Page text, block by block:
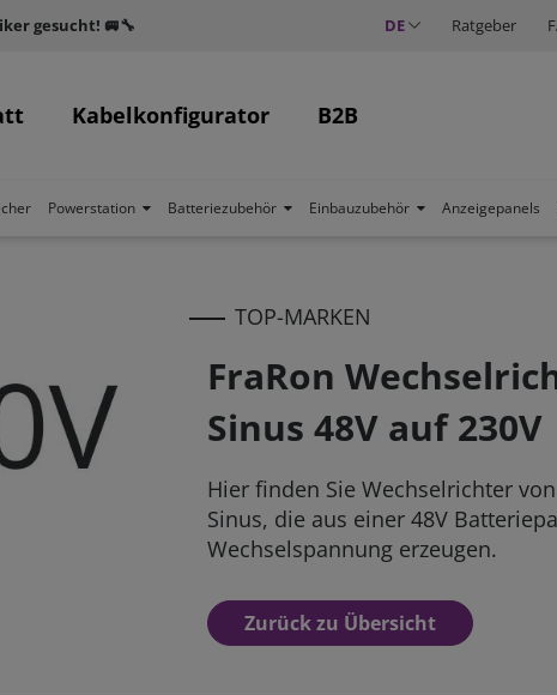
gesucht! 🚐🔧 DE Ratgeber
Kabelkonfigurator B2B
Powerstation Batteriezubehör Einbauzubehör Anzeigepanels
TOP-MARKEN
FraRon
Sinus 48V auf 230V
Hier finden Sie Wechselrichter
Sinus, die aus einer 48V
Wechselspannung erzeugen.
Zurück zu Übersicht